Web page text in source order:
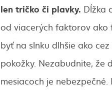
len tričko či plavky. Dĺžka
od viacerých faktorov ako
byť na slnku dlhšie ako
pokožky. Nezabudnite, že
mesiacoch je